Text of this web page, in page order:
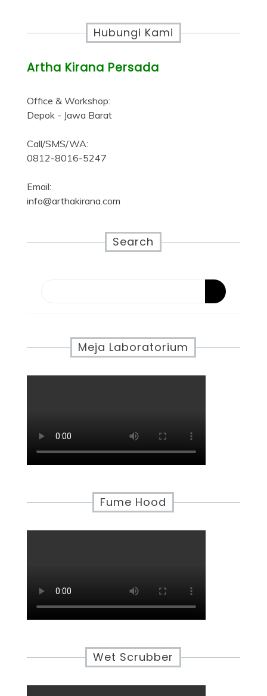
Hubungi Kami
Artha Kirana Persada
Office & Workshop:
Depok - Jawa Barat
Call/SMS/WA:
0812-8016-5247
Email:
info@arthakirana.com
Search
Meja Laboratorium
Fume Hood
Wet Scrubber